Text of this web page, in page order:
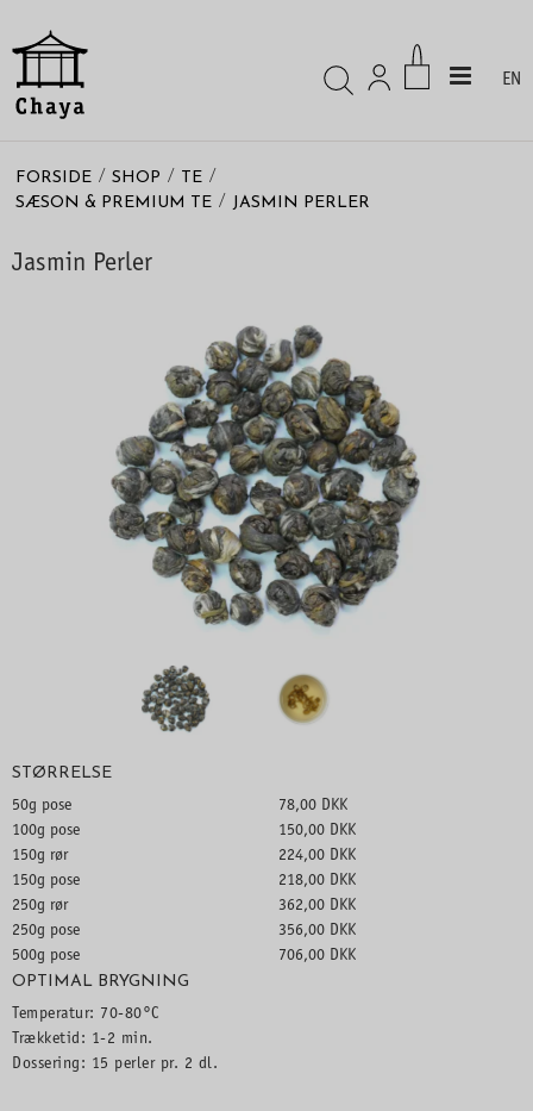
EN
FORSIDE / SHOP / TE /
SÆSON & PREMIUM TE / JASMIN PERLER
Jasmin Perler
STØRRELSE
50g pose
78,00 DKK
100g pose
150,00 DKK
150g rør
224,00 DKK
150g pose
218,00 DKK
250g rør
362,00 DKK
250g pose
356,00 DKK
500g pose
706,00 DKK
OPTIMAL BRYGNING
Temperatur: 70-80°C
Trækketid: 1-2 min.
Dossering: 15 perler pr. 2 dl.